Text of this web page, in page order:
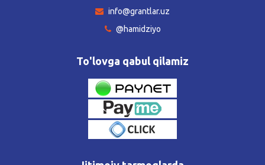
info@grantlar.uz
@hamidziyo
To'lovga qabul qilamiz